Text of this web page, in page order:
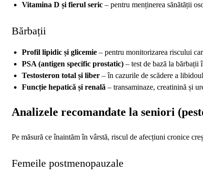
Vitamina D și fierul seric – pentru menținerea sănătății
Bărbații
Profil lipidic și glicemie – pentru monitorizarea riscului
PSA (antigen specific prostatic) – test de bază la bărbații
Testosteron total și liber – în cazurile de scădere a
Funcție hepatică și renală – transaminaze, creatinină și
Analizele recomandate la seniori
Pe măsură ce înaintăm în vârstă, riscul de afecțiuni cronice
Femeile postmenopauzale